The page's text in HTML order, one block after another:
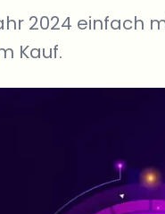
2024 einfach
Kauf.